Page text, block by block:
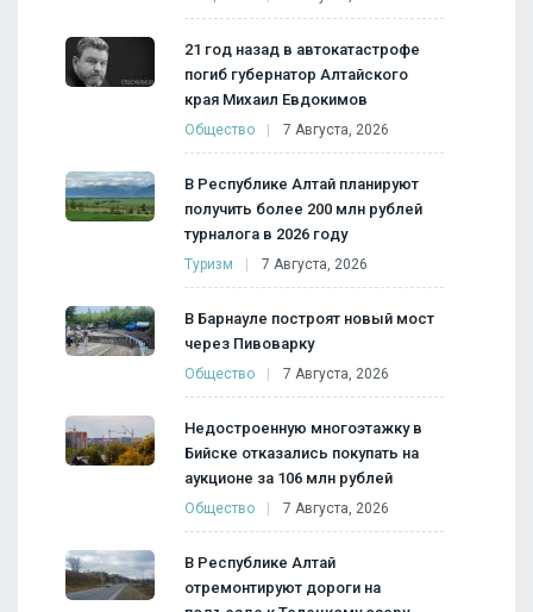
21 год назад в автокатастрофе
погиб губернатор Алтайского
края Михаил Евдокимов
Общество 7 Августа, 2026
В Республике Алтай планируют
получить более 200 млн рублей
турналога в 2026 году
Туризм 7 Августа, 2026
В Барнауле построят новый мост
через Пивоварку
Общество 7 Августа, 2026
Недостроенную многоэтажку в
Бийске отказались покупать на
аукционе за 106 млн рублей
Общество 7 Августа, 2026
В Республике Алтай
отремонтируют дороги на